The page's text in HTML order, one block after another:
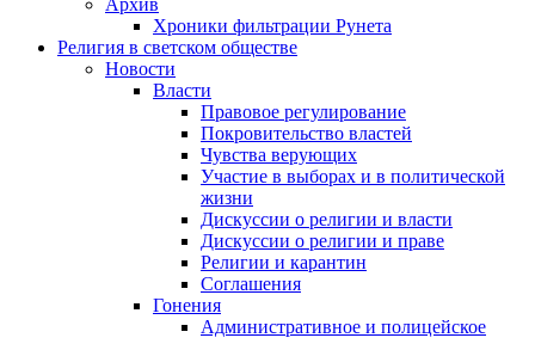
Архив
Хроники фильтрации Рунета
Религия в светском обществе
Новости
Власти
Правовое регулирование
Покровительство властей
Чувства верующих
Участие в выборах и в политической
жизни
Дискуссии о религии и власти
Дискуссии о религии и праве
Религии и карантин
Соглашения
Гонения
Административное и полицейское